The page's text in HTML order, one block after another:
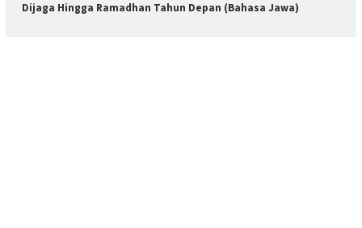
Dijaga Hingga Ramadhan Tahun Depan (Bahasa Jawa)